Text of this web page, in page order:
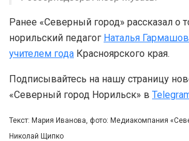
Ранее «Северный город» рассказал о
норильский педагог Наталья
учителем года Красноярского края.
Подписывайтесь на нашу страницу
«Северный город Норильск» в
Текст: Мария Иванова, фото: Медиакомпания
Николай Щипко